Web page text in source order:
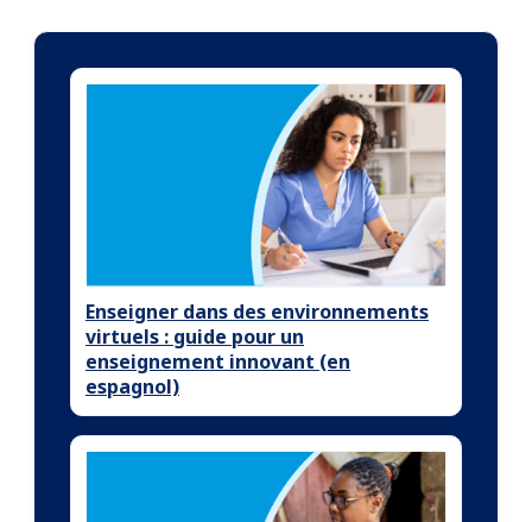
Enseigner dans des environnements
virtuels : guide pour un
enseignement innovant (en
espagnol)